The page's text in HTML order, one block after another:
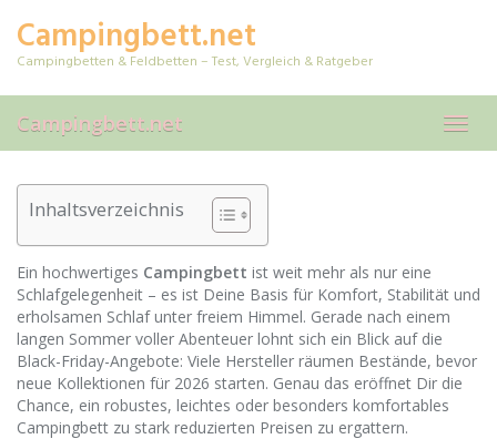
mainCampingbett.net
Campingbetten & Feldbetten – Test, Vergleich & Ratgeber
Campingbett.net
Inhaltsverzeichnis
Ein hochwertiges Campingbett ist weit mehr als nur eine
Schlafgelegenheit – es ist Deine Basis für Komfort, Stabilität und
erholsamen Schlaf unter freiem Himmel. Gerade nach einem
langen Sommer voller Abenteuer lohnt sich ein Blick auf die
Black-Friday-Angebote: Viele Hersteller räumen Bestände, bevor
neue Kollektionen für 2026 starten. Genau das eröffnet Dir die
Chance, ein robustes, leichtes oder besonders komfortables
Campingbett zu stark reduzierten Preisen zu ergattern.